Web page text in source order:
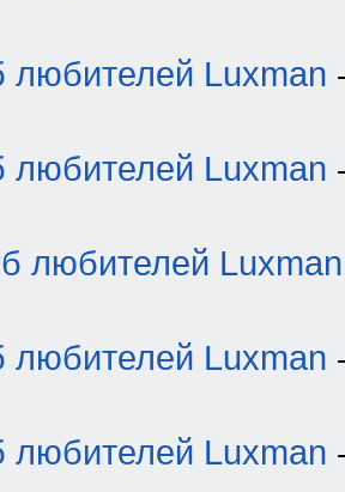
любителей Luxman
любителей Luxman
любителей Luxman
любителей Luxman
любителей Luxman